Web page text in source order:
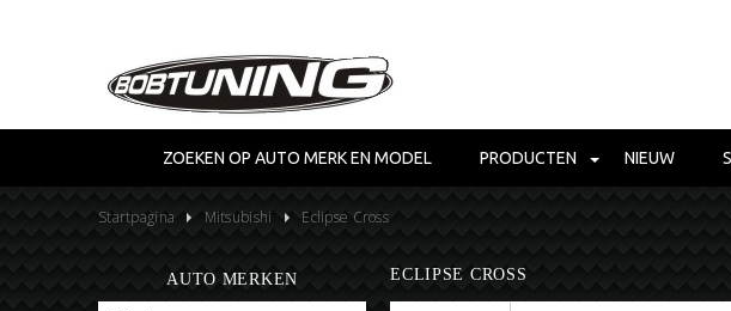
ZOEKEN OP AUTO MERK EN MODEL PRODUCTEN NIEUW
Startpagina Mitsubishi Eclipse Cross
AUTO MERKEN ECLIPSE CROSS